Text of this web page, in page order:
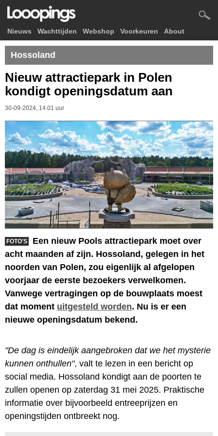
Nieuws Wachttijden Webshop Voorkeuren About
Hossoland
Nieuw attractiepark in Polen
kondigt openingsdatum aan
30-09-2024, 14.01 uur
FOTO'S
Een nieuw Pools attractiepark moet over
acht maanden af zijn. Hossoland, gelegen in het
noorden van Polen, zou eigenlijk al afgelopen
voorjaar de eerste bezoekers verwelkomen.
Vanwege vertragingen op de bouwplaats moest
dat moment uitgesteld worden. Nu is er een
nieuwe openingsdatum bekend.
"De dag is eindelijk aangebroken dat we het mysterie
kunnen onthullen", valt te lezen in een bericht op
social media. Hossoland kondigt aan de poorten te
zullen openen op zaterdag 31 mei 2025. Praktische
informatie over bijvoorbeeld entreeprijzen en
openingstijden ontbreekt nog.